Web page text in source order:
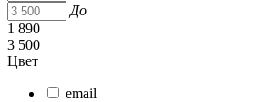
До
1 890
3 500
Цвет
email